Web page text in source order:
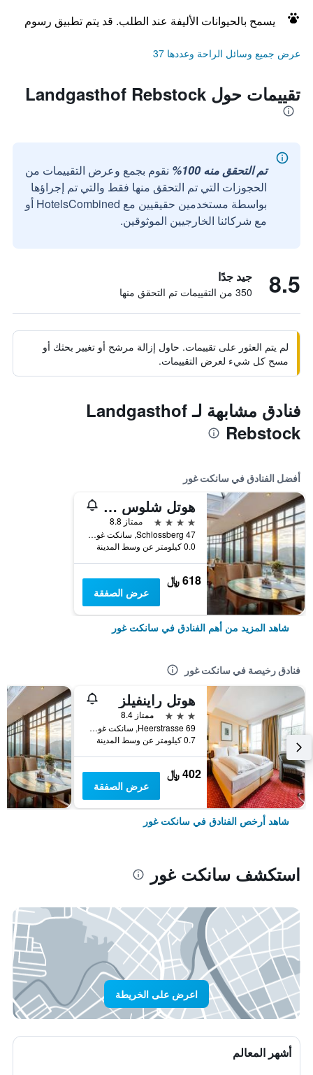
يسمح بالحيوانات الأليفة عند الطلب. قد يتم تطبيق رسوم
عرض جميع وسائل الراحة وعددها 37
تقييمات حول Landgasthof Rebstock
تم التحقق منه 100%
نقوم بجمع وعرض التقييمات من
الحجوزات التي تم التحقق منها فقط والتي تم إجراؤها
بواسطة مستخدمين حقيقيين مع HotelsCombined أو
مع شركائنا الخارجيين الموثوقين.
8.5 جيد جدًا
350 من التقييمات تم التحقق منها
لم يتم العثور على تقييمات. حاول إزالة مرشح أو تغيير بحثك أو
مسح كل شيء لعرض التقييمات.
فنادق مشابهة لـ Landgasthof
Rebstock
أفضل الفنادق في سانكت غور
هوتل شلوس رينفلز
4 نجوم
ممتاز 8.8
Schlossberg 47, سانكت غور, راينلند بالاتينات, ألمانيا
0.0 كيلومتر عن وسط المدينة
618 ﷼
عرض الصفقة
شاهد المزيد من أهم الفنادق في سانكت غور
فنادق رخيصة في سانكت غور
هوتل راينفيلز
3 نجوم
ممتاز 8.4
Heerstrasse 69, سانكت غور, راينلند بالاتينات, ألمانيا
0.7 كيلومتر عن وسط المدينة
402 ﷼
عرض الصفقة
شاهد أرخص الفنادق في سانكت غور
استكشف سانكت غور
اعرض على الخريطة
أشهر المعالم